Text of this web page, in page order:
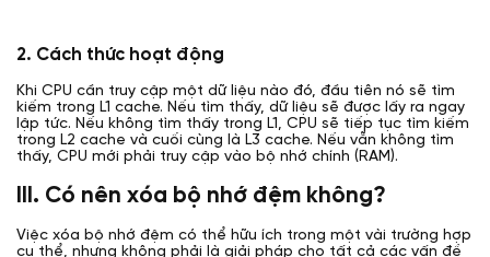
2. Cách thức hoạt động
Khi CPU cần truy cập một dữ liệu nào đó, đầu tiên nó sẽ tìm
kiếm trong L1 cache. Nếu tìm thấy, dữ liệu sẽ được lấy ra ngay
lập tức. Nếu không tìm thấy trong L1, CPU sẽ tiếp tục tìm kiếm
trong L2 cache và cuối cùng là L3 cache. Nếu vẫn không tìm
thấy, CPU mới phải truy cập vào bộ nhớ chính (RAM).
III. Có nên xóa bộ nhớ đệm không?
Việc xóa bộ nhớ đệm có thể hữu ích trong một vài trường hợp
cụ thể, nhưng không phải là giải pháp cho tất cả các vấn đề